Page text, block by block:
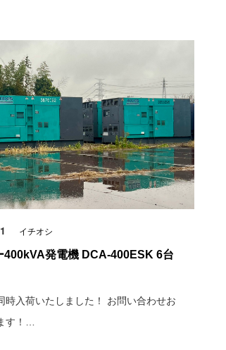
イチオシ
400kVA発電機 DCA-400ESK 6台
時入荷いたしました！ お問い合わせお
す！…